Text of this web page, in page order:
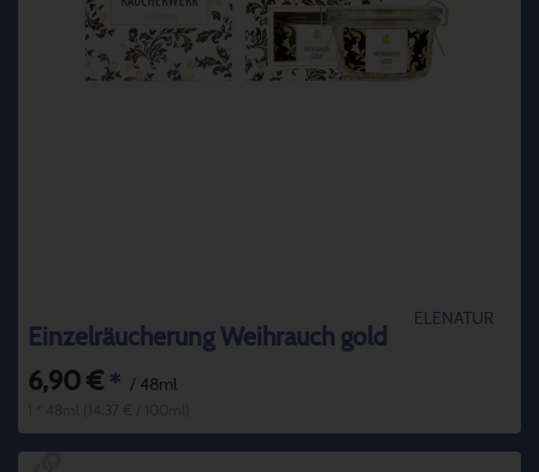
ELENATUR
Einzelräucherung Weihrauch gold
6,90 € * / 48ml